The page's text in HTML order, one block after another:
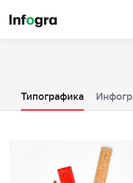
Типографика